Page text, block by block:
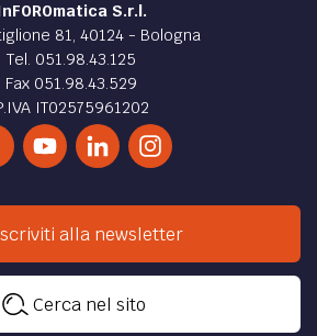
S.r.l.
81, 40124 - Bologna
Tel. 051.98.43.125
Fax 051.98.43.529
IT02575961202
alla newsletter
Cerca nel sito